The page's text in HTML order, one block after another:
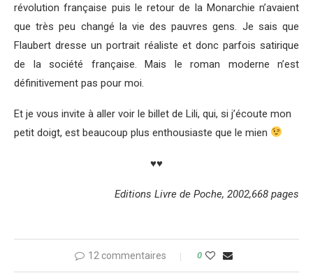
révolution française puis le retour de la Monarchie n’avaient
que très peu changé la vie des pauvres gens. Je sais que
Flaubert dresse un portrait réaliste et donc parfois satirique
de la société française. Mais le roman moderne n’est
définitivement pas pour moi.
Et je vous invite à aller voir le billet de Lili, qui, si j’écoute mon
petit doigt, est beaucoup plus enthousiaste que le mien
♥♥
Editions Livre de Poche, 2002,668 pages
12 commentaires 0